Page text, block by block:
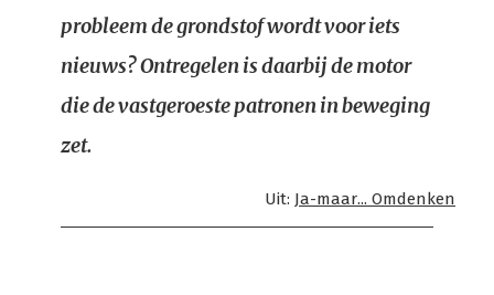
probleem de grondstof wordt voor iets
nieuws? Ontregelen is daarbij de motor
die de vastgeroeste patronen in beweging
zet.
Uit: Ja-maar... Omdenken